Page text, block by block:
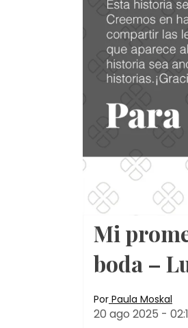
Mi
boda –
Por Paula Moskal
20 ago 2025 -